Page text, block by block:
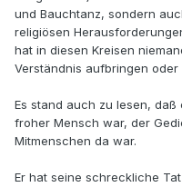
und Bauchtanz, sondern
religiösen
hat in diesen Kreisen
Verständnis aufbringen
Es stand auch zu lesen,
froher Mensch war, der
Mitmenschen da war.
Er hat seine schreckliche